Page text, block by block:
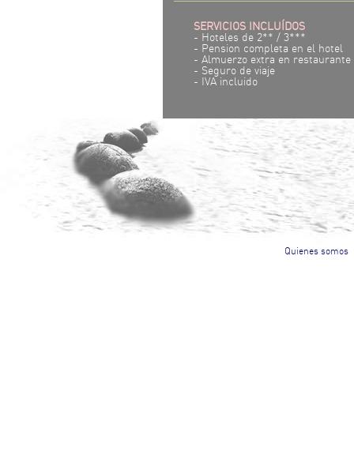
SERVICIOS INCLUÍDOS
- Hoteles de 2** / 3***
- Pension completa en el hotel
- Almuerzo extra en restaurante
- Seguro de viaje
- IVA incluido
Quienes somos